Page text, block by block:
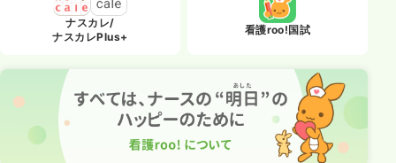
ナスカレ/
ナスカレPlus+
看護roo!国試